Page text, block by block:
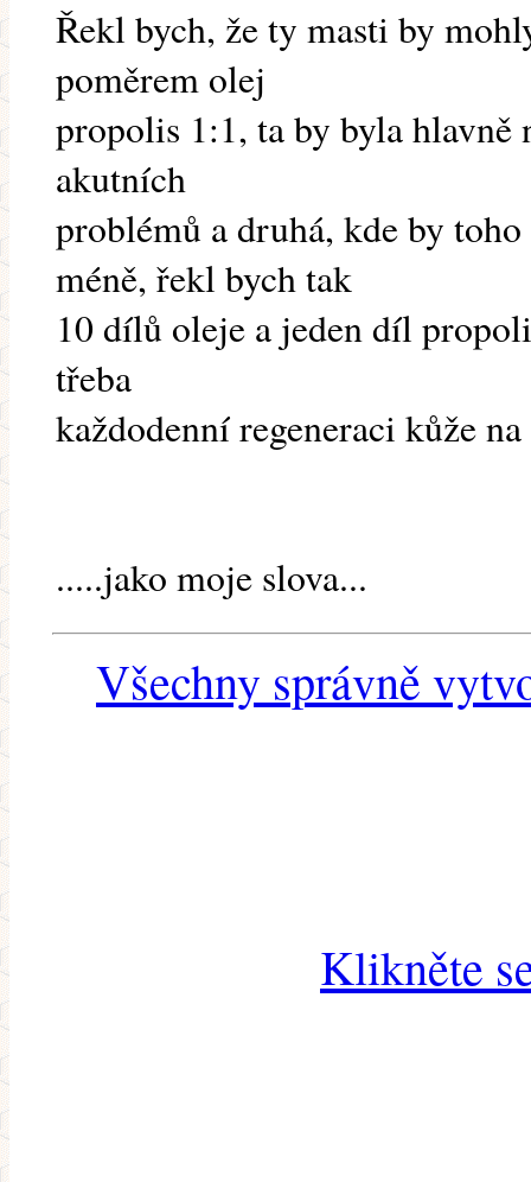
Řekl bych, že ty masti by
poměrem olej
propolis 1:1, ta by byla hlavně
akutních
problémů a druhá, kde by
méně, řekl bych tak
10 dílů oleje a jeden díl
třeba
každodenní regeneraci kůže
.....jako moje slova...
Všechny správně
Klikněte